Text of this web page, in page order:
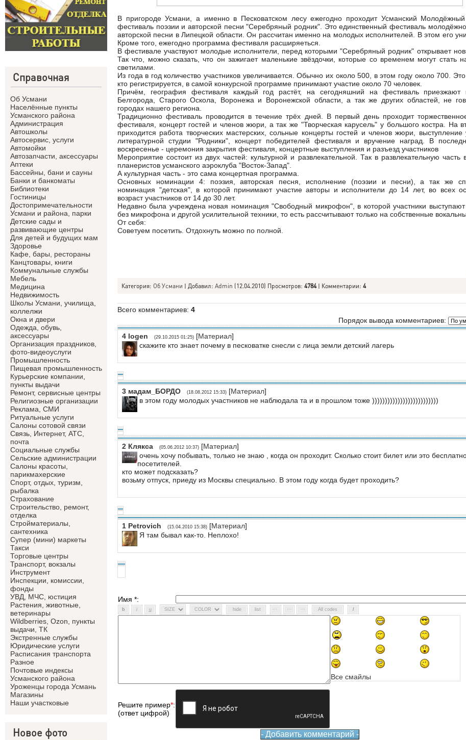
Справочная
Об Усмани
Населённые пункты
Усманского района
Администрация
Автошколы
Автосервис, услуги
Автомойки
Автозапчасти, аксессуары
Аптеки
Бассейны, бани и сауны
Банки и банкоматы
Библиотеки
Гостиницы
Достопримечательности
Усмани и района, парки
Детские сады и
развивающие центры
Для детей и будущих мам
Здоровье
Кафе, бары, рестораны
Канцтовары, книги
Коммунальные службы
Мебель
Медицина
Недвижимость
Школы Усмани, училища,
коллелжи
Окна и двери
Одежда, обувь,
аксессуары
Организация праздников,
фото-видеоуслуги
Промышленность
Пищевая промышленность
Курьерские компании,
пункты выдачи
Ремонт, сервисные центры
Религиозные организации
Реклама, СМИ
Ритуальные услуги
Салоны сотовой связи
Связь, Интернет, АТС,
почта
Социальные службы
Сельские администрации
Салоны красоты,
парикмахерские
Спорт, отдых, туризм,
рыбалка
Страхование
Строительство, ремонт,
отделка
Cтройматериалы,
сантехника
Супер (мини) маркеты
Такси
Торговые центры
Транспорт, вокзалы
Инструмент
Инспекции, комиссии,
фонды
УВД, МЧС, юстиция
Растения, животные,
ветеринары
Wildberries, Ozon, пункты
выдачи, ТК
Экстренные службы
Юридические услуги
Расписания транспорта
Разное
Почтовые индексы
Усманского района
Уроженцы города Усмань
Магазины
Наши участковые
Новое фото
В пригороде Усмани, а именно в Песковатском лесу ежегодно проходит Усманский
фестиваль поэзии и авторской песни "Серебряный родник". Это единственный фестиваль
авторской песни в Липецкой области. Он рассчитан именно на молодых исполнителей. В этом его
Кроме того, ежегодно программа фестиваля расширяеться.
В фестивале участвуют молодые исполнители, перед которыми "Серебряный родник" открывает
Так что, можно сказать, что он зажигает маленькие звёздочки, которые со временем могут стать
светилами.
Из года в год количество участников увеличивается. Обычно их около 500, в этом году около 700. Это
кто регистрируется, в самой конкурсной программе принимают участие около 70 человек.
Причём, география фестиваля каждый год растёт, на сегодняшний на фестиваль приезжают
Белгорода, Старого Оскола, Воронежа и Воронежской области, а так же других областей, не
городах нашего региона.
Традиционно фестиваль проводится в течение трёх дней. В первый день проходит
фестиваля, концерт гостей и членов жюри, а так же "Творческая карусель" у большого костра. На
приходится работа творческих мастерских, сольные концерты гостей и членов жюри, выступление
литературной студии "Родники", концерт победителей фестиваля и вручение наград. В
воскресенье - церемония закрытия фестиваля, концертные выступления и разъезд участников
Мероприятие состоит из двух частей: культурной и развлекательной. Так в развлекательную часть
планеристов усманского аэроклуба "Восток-Запад".
А культурная часть - это сама концертная программа.
Основных номинации 4: поэзия, авторская песня, исполнение (поэзии и песни), а так же
номинация "детская", в которой принимают участие авторы и исполнители до 14 лет, во всех
возраст участников от 14 до 30 лет.
Недавно была учреждена новая номинация "Свободный микрофон", в которой участники выступают
без микрофона и другой усилительной техники, то есть рассчитывают только на собственные
От себя:
Советуем посетить. Отдохнуть можно по полной.
Категория: Об Усмани | Добавил: Admin (12.04.2010) Просмотров: 4784| Комментарии: 4
Всего комментариев: 4
Порядок вывода комментариев:
4 logen (29.10.2015 01:25) [Материал]
скажите кто знает почему в песковатке снесли с лица земли детский лагерь
3 мадам_БОРДО (18.08.2012 15:33) [Материал]
в этом году молодых участников не наблюдала та и в прошлом тоже ))))))))))))))))))))))))))
2 Клякса (05.06.2012 10:37) [Материал]
очень хочу побывать, только не знаю , когда он проходит. Сколько стоит билет или это
посетителей.
кто может подсказать?
возьму отпуск, приеду из Москвы специально. В этом году когда будет проходить?
1 Petrovich (15.04.2010 15:38) [Материал]
Я там бывал как-то. Неплохо!
Имя *:
Все смайлы
Решите пример*:
(ответ цифрой)